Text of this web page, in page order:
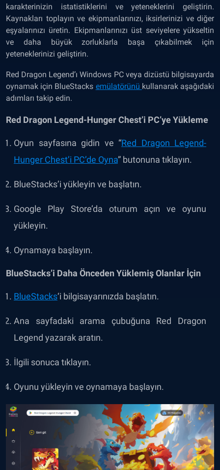
karakterinizin istatistiklerini ve yeteneklerini geliştirin.
Kaynakları toplayın ve ekipmanlarınızı, iksirlerinizi ve diğer
eşyalarınızı üretin. Ekipmanlarınızı üst seviyelere yükseltin
ve daha büyük zorluklarla başa çıkabilmek için
yeteneklerinizi geliştirin.
Red Dragon Legend’ı Windows PC veya dizüstü bilgisayarda
oynamak için BlueStacks emülatörünü kullanarak aşağıdaki
adımları takip edin.
Red Dragon Legend-Hunger Chest’i PC’ye Yükleme
Oyun sayfasına gidin ve “Red Dragon Legend-
Hunger Chest’i PC’de Oyna” butonuna tıklayın.
BlueStacks’i yükleyin ve başlatın.
Google Play Store’da oturum açın ve oyunu
yükleyin.
Oynamaya başlayın.
BlueStacks’i Daha Önceden Yüklemiş Olanlar İçin
BlueStacks‘i bilgisayarınızda başlatın.
Ana sayfadaki arama çubuğuna Red Dragon
Legend yazarak aratın.
İlgili sonuca tıklayın.
Oyunu yükleyin ve oynamaya başlayın.